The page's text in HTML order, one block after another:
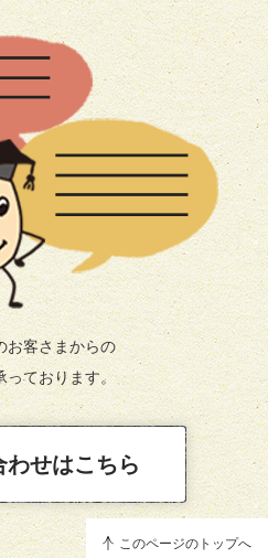
お客さまからの
っております。
わせはこちら
このページのトップへ